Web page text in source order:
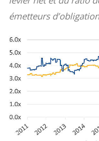
émetteurs